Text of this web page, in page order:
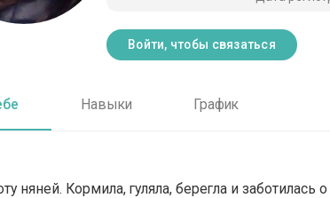
Войти, чтобы связаться
Навыки График
няней. Кормила, гуляла, берегла и заботилась